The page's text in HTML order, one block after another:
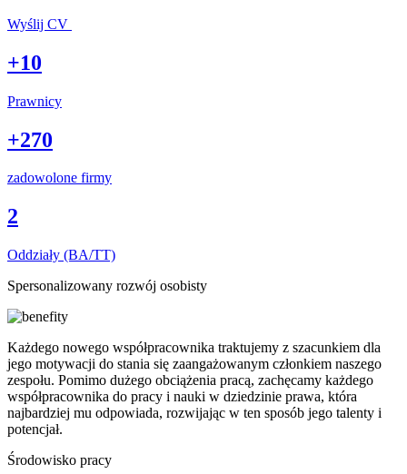
Wyślij CV
+10
Prawnicy
+270
zadowolone firmy
2
Oddziały (BA/TT)
Spersonalizowany rozwój osobisty
Każdego nowego współpracownika traktujemy z szacunkiem dla
jego motywacji do stania się zaangażowanym członkiem naszego
zespołu. Pomimo dużego obciążenia pracą, zachęcamy każdego
współpracownika do pracy i nauki w dziedzinie prawa, która
najbardziej mu odpowiada, rozwijając w ten sposób jego talenty i
potencjał.
Środowisko pracy